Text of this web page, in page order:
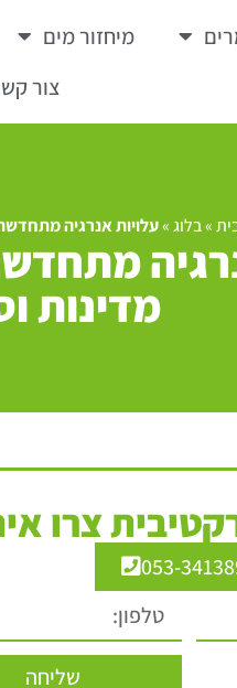
מיחזור מים
צור
»בלוג»עלויות אנרגיה
מדינות
צרו
053-
שליחה